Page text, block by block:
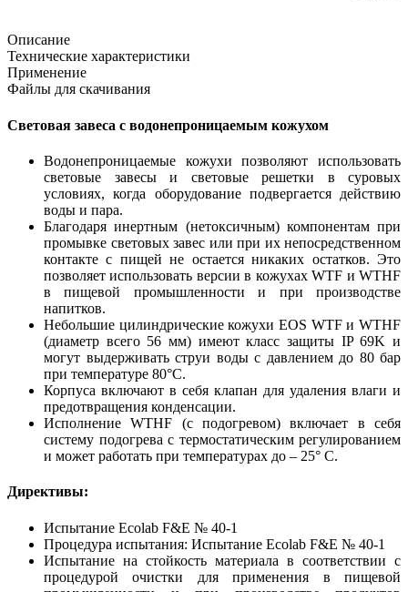
Описание
Технические характеристики
Применение
Файлы для скачивания
Световая завеса с водонепроницаемым кожухом
Водонепроницаемые кожухи позволяют использовать
световые завесы и световые решетки в суровых
условиях, когда оборудование подвергается действию
воды и пара.
Благодаря инертным (нетоксичным) компонентам при
промывке световых завес или при их непосредственном
контакте с пищей не остается никаких остатков. Это
позволяет использовать версии в кожухах WTF и WTHF
в пищевой промышленности и при производстве
напитков.
Небольшие цилиндрические кожухи EOS WTF и WTHF
(диаметр всего 56 мм) имеют класс защиты IP 69K и
могут выдерживать струи воды с давлением до 80 бар
при температуре 80°C.
Корпуса включают в себя клапан для удаления влаги и
предотвращения конденсации.
Исполнение WTHF (с подогревом) включает в себя
систему подогрева с термостатическим регулированием
и может работать при температурах до – 25° C.
Директивы:
Испытание Ecolab F&E № 40-1
Процедура испытания: Испытание Ecolab F&E № 40-1
Испытание на стойкость материала в соответствии с
процедурой очистки для применения в пищевой